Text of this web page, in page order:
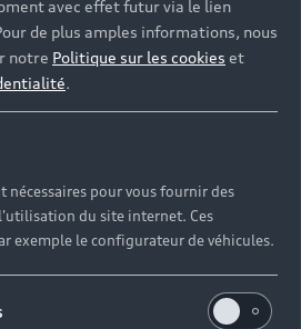
avec effet futur via le lien
de plus amples informations, nous
notre Politique sur les cookies et
.
nécessaires pour vous fournir des
du site internet. Ces
exemple le configurateur de véhicules.
modèles
pour les